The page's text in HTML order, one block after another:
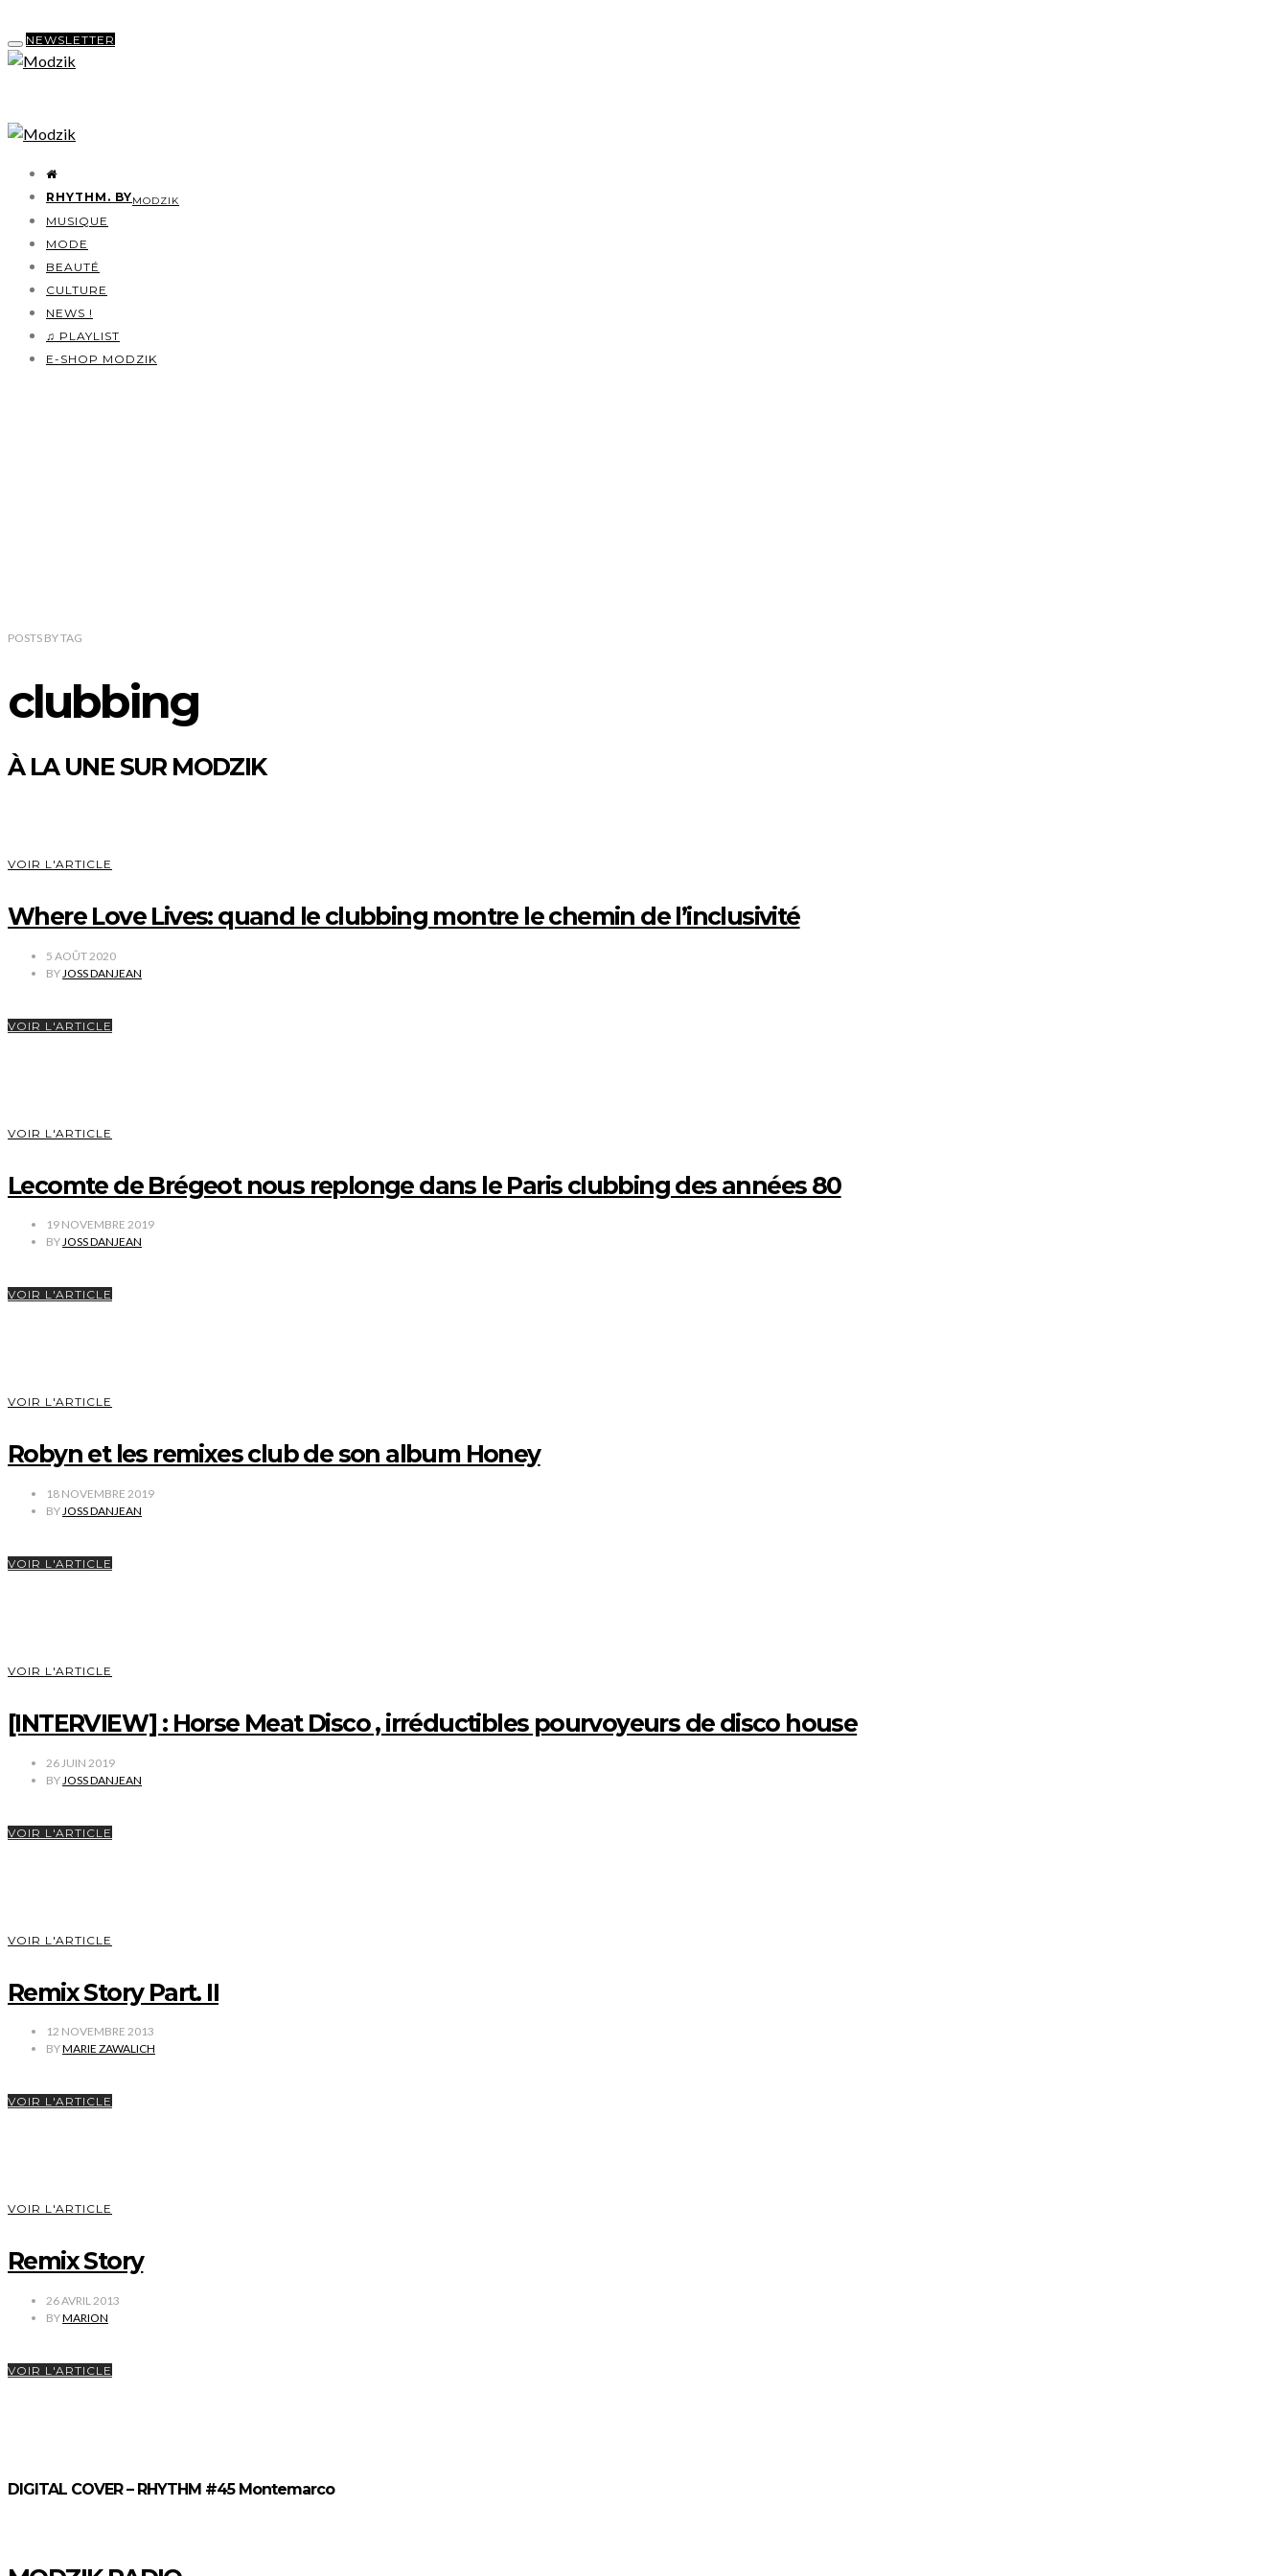
NEWSLETTER
RHYTHM. BYMODZIK
MUSIQUE
MODE
BEAUTÉ
CULTURE
NEWS !
♫ PLAYLIST
E-SHOP MODZIK
POSTS BYTAG
clubbing
À LA UNE SUR MODZIK
VOIR L'ARTICLE
Where Love Lives: quand le clubbing montre le chemin de l’inclusivité
5 AOÛT 2020
BY JOSS DANJEAN
VOIR L'ARTICLE
VOIR L'ARTICLE
Lecomte de Brégeot nous replonge dans le Paris clubbing des années 80
19 NOVEMBRE 2019
BYJOSS DANJEAN
VOIR L'ARTICLE
VOIR L'ARTICLE
Robyn et les remixes club de son album Honey
18 NOVEMBRE 2019
BYJOSS DANJEAN
VOIR L'ARTICLE
VOIR L'ARTICLE
[INTERVIEW] : Horse Meat Disco , irréductibles pourvoyeurs de disco house
26 JUIN 2019
BY JOSS DANJEAN
VOIR L'ARTICLE
VOIR L'ARTICLE
Remix Story Part. II
12 NOVEMBRE 2013
BYMARIE ZAWALICH
VOIR L'ARTICLE
VOIR L'ARTICLE
Remix Story
26 AVRIL 2013
BYMARION
VOIR L'ARTICLE
DIGITAL COVER – RHYTHM #45 Montemarco